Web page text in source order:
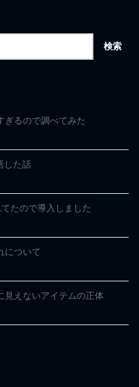
ぎるので調べてみた
した話
たので導入しました
について
見えないアイテムの正体